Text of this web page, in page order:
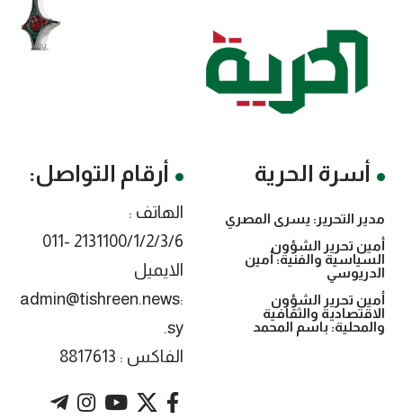
أسرة الحرية
مدير التحرير: يسرى المصري
أمين تحرير الشؤون
السياسية والفنية: أمين
الدريوسي
أمين تحرير الشؤون
الاقتصادية والثقافية
والمحلية: باسم المحمد
أرقام التواصل:
الهاتف :
2131100/1/2/3/6 -011
الايميل
:admin@tishreen.news
.sy
الفاكس : 8817613